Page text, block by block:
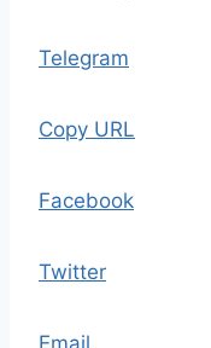
Telegram
Copy URL
Facebook
Twitter
Email